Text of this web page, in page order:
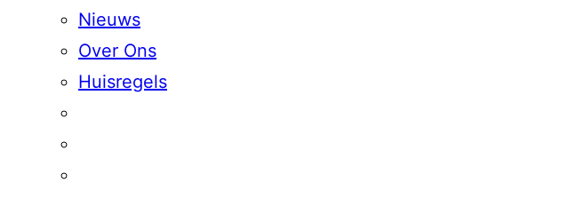
Nieuws
Over Ons
Huisregels